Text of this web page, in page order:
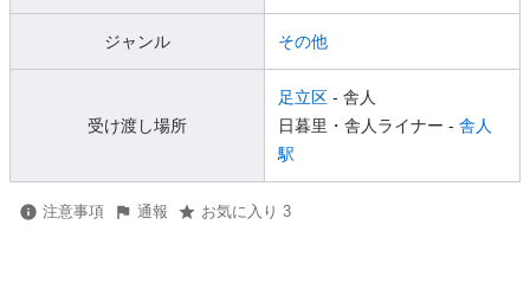
ジャンル その他
受け渡し場所
足立区 - 舎人
日暮里・舎人ライナー - 舎人
駅
注意事項 通報 お気に入り 3